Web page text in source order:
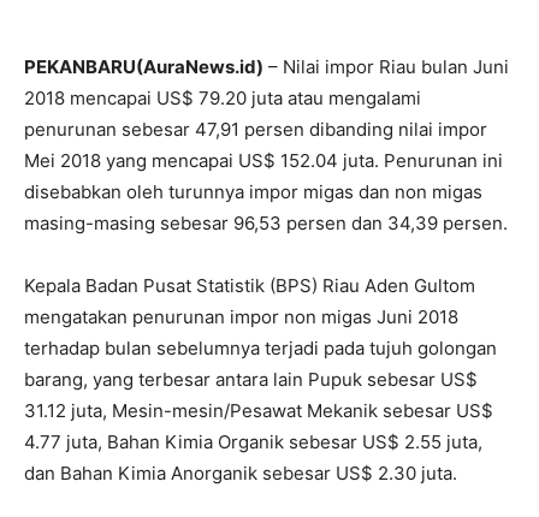
PEKANBARU(AuraNews.id) – Nilai impor Riau bulan Juni
2018 mencapai US$ 79.20 juta atau mengalami
penurunan sebesar 47,91 persen dibanding nilai impor
Mei 2018 yang mencapai US$ 152.04 juta. Penurunan ini
disebabkan oleh turunnya impor migas dan non migas
masing-masing sebesar 96,53 persen dan 34,39 persen.
Kepala Badan Pusat Statistik (BPS) Riau Aden Gultom
mengatakan penurunan impor non migas Juni 2018
terhadap bulan sebelumnya terjadi pada tujuh golongan
barang, yang terbesar antara lain Pupuk sebesar US$
31.12 juta, Mesin-mesin/Pesawat Mekanik sebesar US$
4.77 juta, Bahan Kimia Organik sebesar US$ 2.55 juta,
dan Bahan Kimia Anorganik sebesar US$ 2.30 juta.